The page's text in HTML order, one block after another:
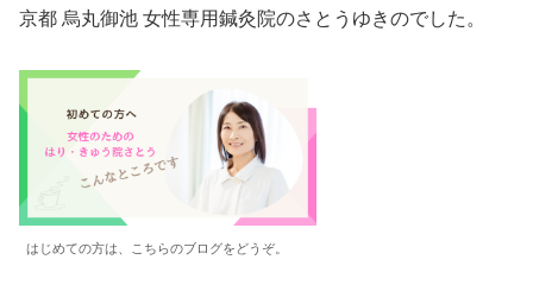
京都 烏丸御池 女性専用鍼灸院のさとうゆきのでした。
はじめての方は、こちらのブログをどうぞ。